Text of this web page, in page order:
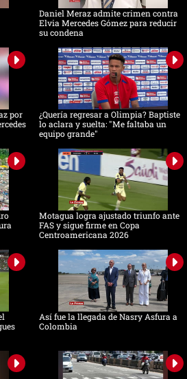
Daniel Meraz admite crimen contra
Elvia Mercedes Gómez para reducir
su condena
por
¿Quería regresar a Olimpia? Baptiste
lo aclara y suelta: "Me faltaba un
equipo grande"
Motagua logra ajustado triunfo ante
FAS y sigue firme en Copa
Centroamericana 2026
Así fue la llegada de Nasry Asfura a
Colombia